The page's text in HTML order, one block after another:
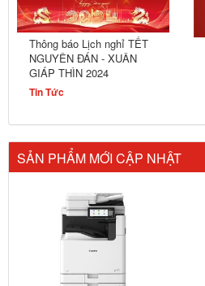
Thông báo Lịch nghỉ TẾT
NGUYÊN ĐÁN - XUÂN
GIÁP THÌN 2024
Tin Tức
SẢN PHẨM MỚI CẬP NHẬT